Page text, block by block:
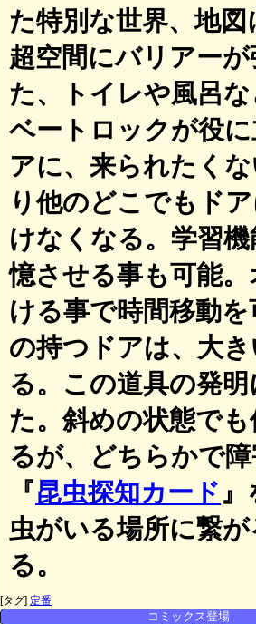
た特別な世界、地
超空間にバリアー
た、トイレや風呂
ベートロックが役
アに、来られたく
り他のどこでもド
けなくなる。学習
憶させる事も可能
ける事で時間移動
の持つドアは、大
る。この道具の発
た。斜めの状態で
るが、どちらかで
『昆虫探知カード』
虫がいる場所に繋
る。
[タグ] 定番
コミックス登場